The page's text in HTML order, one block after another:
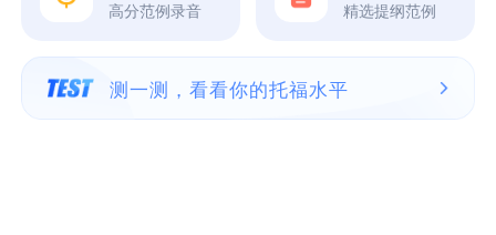
高分范例录音 精选提纲范例
测一测，看看你的托福水平